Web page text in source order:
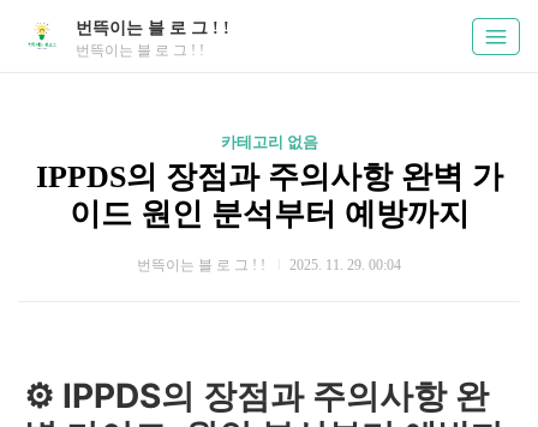
번뜩이는 블 로 그 ! !
번뜩이는 블 로 그 ! !
카테고리 없음
IPPDS의 장점과 주의사항 완벽 가
이드 원인 분석부터 예방까지
번뜩이는 블 로 그 ! ! 2025. 11. 29. 00:04
⚙️ IPPDS의 장점과 주의사항 완